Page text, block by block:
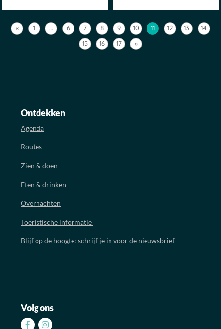
« 1 … 6 7 8 9 10 11 12 13
14
15
16 17 »
Ontdekken
Agenda
Routes
Zien & doen
Eten & drinken
Overnachten
Toeristische informatie
Blijf op de hoogte: schrijf je in voor de nieuwsbrief
Volg ons
Volg Volg